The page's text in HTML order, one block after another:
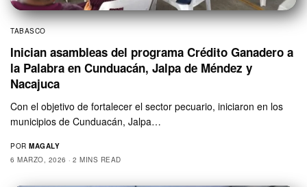
TABASCO
Inician asambleas del programa Crédito Ganadero a
la Palabra en Cunduacán, Jalpa de Méndez y
Nacajuca
Con el objetivo de fortalecer el sector pecuario, iniciaron en los
municipios de Cunduacán, Jalpa…
POR MAGALY
6 MARZO, 2026
2 MINS READ